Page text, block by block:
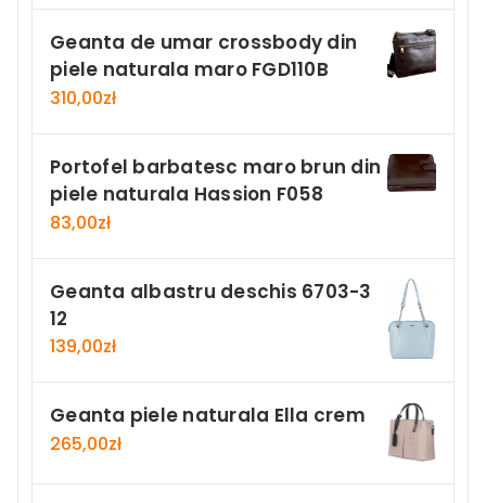
Geanta de umar crossbody din
piele naturala maro FGD110B
310,00zł
Portofel barbatesc maro brun din
piele naturala Hassion F058
83,00zł
Geanta albastru deschis 6703-3
12
139,00zł
Geanta piele naturala Ella crem
265,00zł